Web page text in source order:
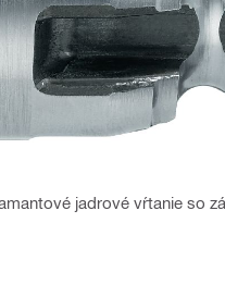
jadrové vŕtanie so